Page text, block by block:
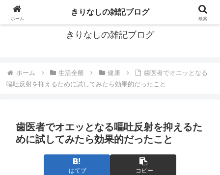
ブログもいいよね
きりなしの雑記ブログ
ホーム 生活全般 健康
歯医者でオエッとなる
嘔吐反射を抑えるために試してみたら効果的だったこと
歯医者でオエッとなる嘔吐反射を抑えるた
めに試してみたら効果的だったこと
はてブ コピー
ホーム
きりなしの雑記ブログ
検索